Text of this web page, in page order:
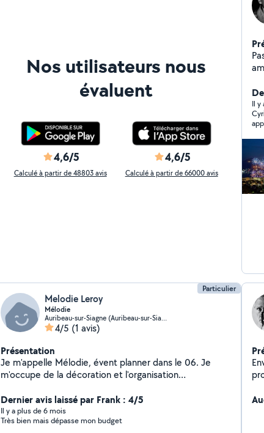
Nos utilisateurs nous
évaluent
4,6/5
Calculé à partir de 48803 avis
4,6/5
Calculé à partir de 66000 avis
Il y
Particulier
Melodie Leroy
Mélodie
Auribeau-sur-Siagne (Auribeau-sur-Siagne)
4/5 (1 avis)
Présentation
Je m'appelle Mélodie, évent planner dans le 06. Je
m'occupe de la décoration et l'organisation
gender reveal, EVJF etc. N'hésitez pas à me contacter.
A très vite
Dernier avis laissé par Frank : 4/5
Il y a plus de 6 mois
Très bien mais dépasse mon budget